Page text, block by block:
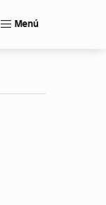
Menú